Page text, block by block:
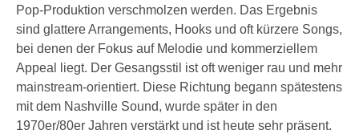
Pop-Produktion verschmolzen werden. Das Ergebnis
sind glattere Arrangements, Hooks und oft kürzere Songs,
bei denen der Fokus auf Melodie und kommerziellem
Appeal liegt. Der Gesangsstil ist oft weniger rau und mehr
mainstream-orientiert. Diese Richtung begann spätestens
mit dem Nashville Sound, wurde später in den
1970er/80er Jahren verstärkt und ist heute sehr präsent.